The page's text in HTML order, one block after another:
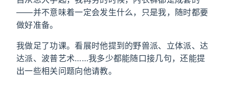
——并不意味着一定会发生什么，只是我，随时都要
做好准备。
我做足了功课。看展时他提到的野兽派、立体派、达
达派、波普艺术……我多少都能随口接几句，还能提
出一些相关问题向他请教。